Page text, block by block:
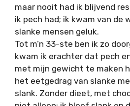
maar nooit had ik blijvend
ik pech had; ik kwam van de
slanke mensen geluk.
Tot m’n 33-ste ben ik zo
kwam ik erachter dat pech
met mijn gewicht te maken
het eetgedrag van slanke
slank. Zonder dieet, met